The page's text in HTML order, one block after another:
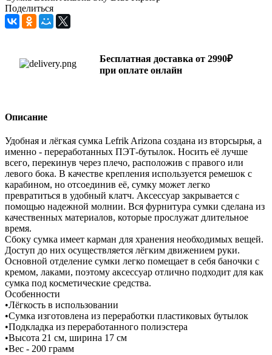
Поделиться
Бесплатная доставка от 2990₽
при оплате онлайн
Описание
Удобная и лёгкая сумка Lefrik Arizona создана из вторсырья, а
именно - переработанных ПЭТ-бутылок. Носить её лучше
всего, перекинув через плечо, расположив с правого или
левого бока. В качестве крепления используется ремешок с
карабином, но отсоединив её, сумку может легко
превратиться в удобный клатч. Аксессуар закрывается с
помощью надежной молнии. Вся фурнитура сумки сделана из
качественных материалов, которые прослужат длительное
время.
Сбоку сумка имеет карман для хранения необходимых вещей.
Доступ до них осуществляется лёгким движением руки.
Основной отделение сумки легко помещает в себя баночки с
кремом, лаками, поэтому аксессуар отлично подходит для как
сумка под косметические средства.
Особенности
•Лёгкость в использовании
•Сумка изготовлена из переработки пластиковых бутылок
•Подкладка из переработанного полиэстера
•Высота 21 см, ширина 17 см
•Вес - 200 грамм